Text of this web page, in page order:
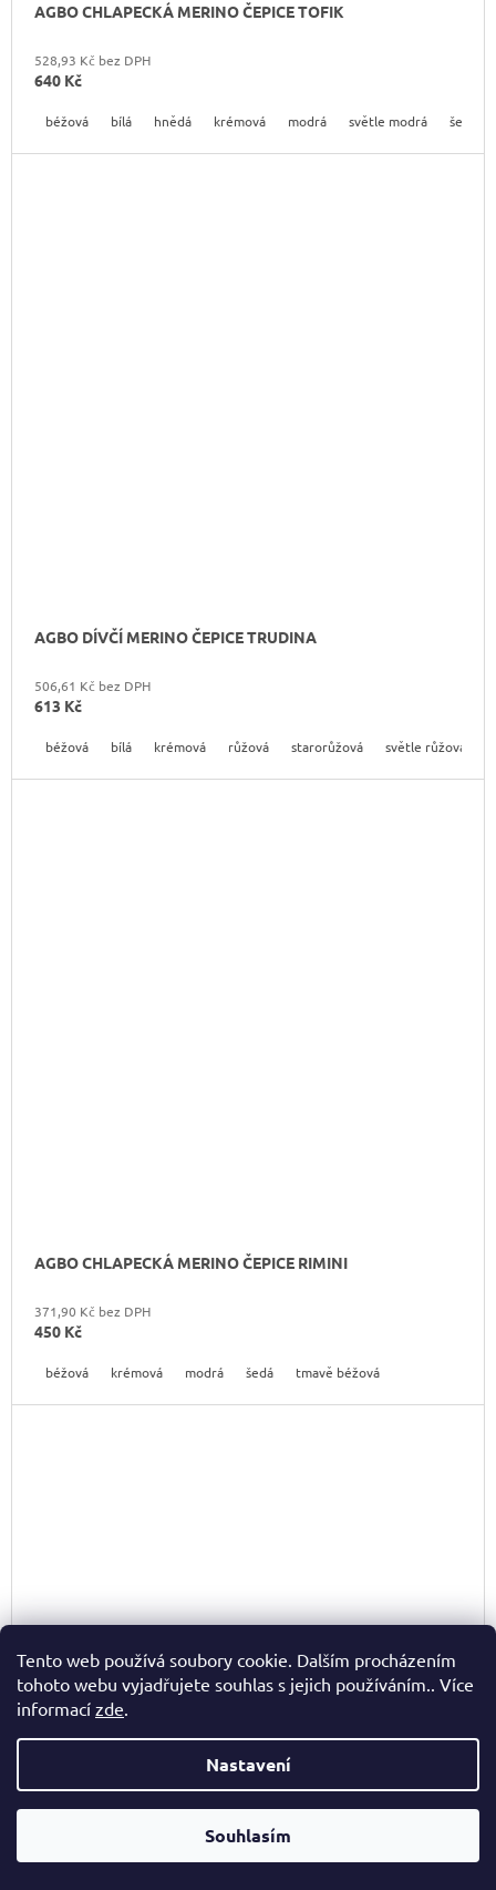
Tento web používá soubory cookie. Dalším procházením
tohoto webu vyjadřujete souhlas s jejich používáním.. Více
informací zde.
Nastavení
Souhlasím
AGBO CHLAPECKÁ MERINO ČEPICE TOFIK
528,93 Kč bez DPH
640 Kč
béžová bílá hnědá krémová modrá světle modrá šedá
AGBO DÍVČÍ MERINO ČEPICE TRUDINA
506,61 Kč bez DPH
613 Kč
béžová bílá krémová růžová starorůžová světle růžová
AGBO CHLAPECKÁ MERINO ČEPICE RIMINI
371,90 Kč bez DPH
450 Kč
béžová krémová modrá šedá tmavě béžová